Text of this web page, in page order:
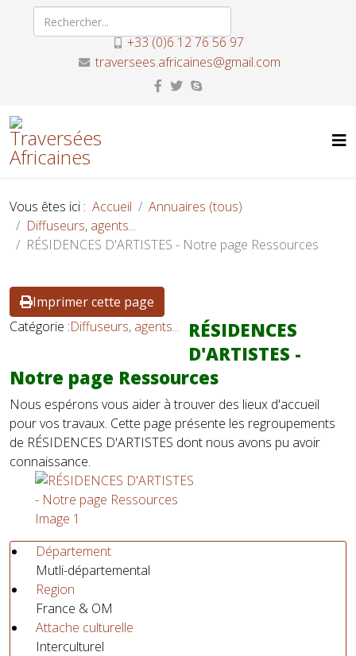
+33 (0)6 12 76 56 97
traversees.africaines@gmail.com
Vous êtes ici : Accueil
Annuaires (tous)
Diffuseurs, agents...
RÉSIDENCES D'ARTISTES - Notre page Ressources
Imprimer cette page
Catégorie :Diffuseurs, agents...
RÉSIDENCES
D'ARTISTES -
Notre page Ressources
Nous espérons vous aider à trouver des lieux d'accueil
pour vos travaux. Cette page présente les regroupements
de RÉSIDENCES D'ARTISTES dont nous avons pu avoir
connaissance.
Département
Mutli-départemental
Region
France & OM
Attache culturelle
Interculturel